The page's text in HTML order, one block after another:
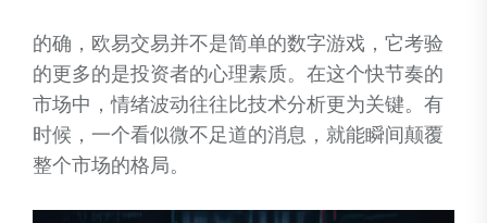
的确，欧易交易并不是简单的数字游戏，它考验
的更多的是投资者的心理素质。在这个快节奏的
市场中，情绪波动往往比技术分析更为关键。有
时候，一个看似微不足道的消息，就能瞬间颠覆
整个市场的格局。